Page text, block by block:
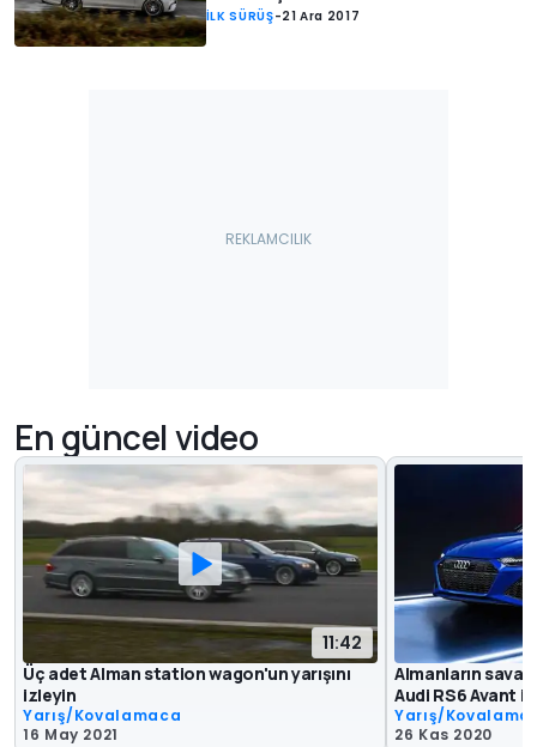
İLK SÜRÜŞ-21 Ara 2017
En güncel video
11:42
Üç adet Alman station wagon'un yarışını
izleyin
Yarış/Kovalamaca
16 May 2021
Almanların
Audi RS6 Avant
Yarış/
26 Kas 2020